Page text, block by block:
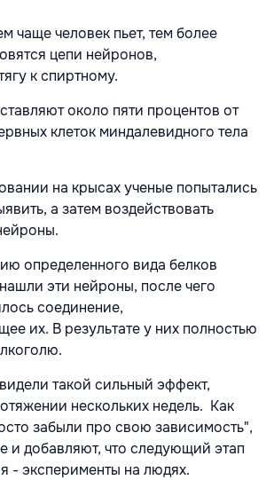
чаще человек пьет, тем более
цепи нейронов,
к спиртному.
около пяти процентов от
клеток миндалевидного тела
на крысах ученые попытались
а затем воздействовать
определенного вида белков
эти нейроны, после чего
соединение,
их. В результате у них полностью
такой сильный эффект,
нескольких недель. Как
забыли про свою зависимость",
и добавляют, что следующий этап
- эксперименты на людях.